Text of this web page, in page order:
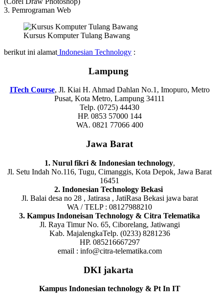
3. Pemrograman Web
Kursus Komputer Tulang Bawang
berikut ini alamat Indonesian Technology :
Lampung
ITech Course, Jl. Kiai H. Ahmad Dahlan No.1, Imopuro, Metro
Pusat, Kota Metro, Lampung 34111
Telp. (0725) 44430
HP. 0853 57000 144
WA. 0821 77066 400
Jawa Barat
1. Nurul fikri & Indonesian technology,
Jl. Setu Indah No.116, Tugu, Cimanggis, Kota Depok, Jawa Barat
16451
2. Indonesian Technology Bekasi
Jl. Balai desa no 28 , Jatirasa , JatiRasa Bekasi jawa barat
WA / TELP : 08127988210
3. Kampus Indoneisan Technology & Citra Telematika
Jl. Raya Timur No. 65, Ciborelang, Jatiwangi
Kab. MajalengkaTelp. (0233) 8281236
HP. 085216667297
email : info@citra-telematika.com
DKI jakarta
Kampus Indonesian technology & Pt In IT